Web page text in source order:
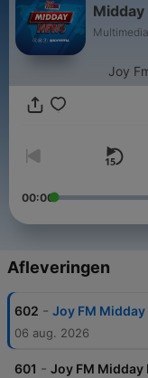
Joy
00:00
Afleveringen
602 - Joy FM Midday
06 aug. 2026
601 - Joy FM Midday